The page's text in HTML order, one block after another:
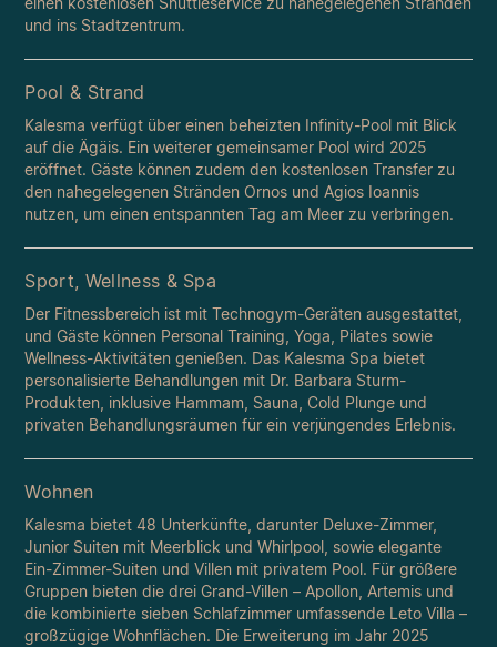
und ins Stadtzentrum.
Pool & Strand
Kalesma verfügt über einen beheizten Infinity-Pool mit Blick
auf die Ägäis. Ein weiterer gemeinsamer Pool wird 2025
eröffnet. Gäste können zudem den kostenlosen Transfer zu
den nahegelegenen Stränden Ornos und Agios Ioannis
nutzen, um einen entspannten Tag am Meer zu verbringen.
Sport, Wellness & Spa
Der Fitnessbereich ist mit Technogym-Geräten ausgestattet,
und Gäste können Personal Training, Yoga, Pilates sowie
Wellness-Aktivitäten genießen. Das Kalesma Spa bietet
personalisierte Behandlungen mit Dr. Barbara Sturm-
Produkten, inklusive Hammam, Sauna, Cold Plunge und
privaten Behandlungsräumen für ein verjüngendes Erlebnis.
Wohnen
Kalesma bietet 48 Unterkünfte, darunter Deluxe-Zimmer,
Junior Suiten mit Meerblick und Whirlpool, sowie elegante
Ein-Zimmer-Suiten und Villen mit privatem Pool. Für größere
Gruppen bieten die drei Grand-Villen – Apollon, Artemis und
die kombinierte sieben Schlafzimmer umfassende Leto Villa –
großzügige Wohnflächen. Die Erweiterung im Jahr 2025